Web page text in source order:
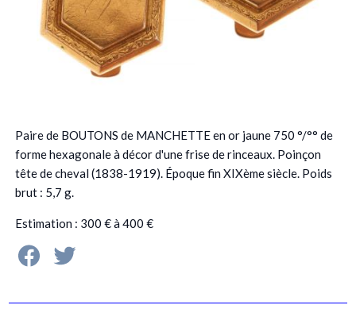
Paire de BOUTONS de MANCHETTE en or jaune 750 °/°° de
forme hexagonale à décor d'une frise de rinceaux. Poinçon
tête de cheval (1838-1919). Époque fin XIXème siècle. Poids
brut : 5,7 g.
Estimation : 300 € à 400 €